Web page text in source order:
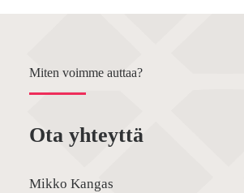
Miten voimme auttaa?
Ota yhteyttä
Mikko Kangas